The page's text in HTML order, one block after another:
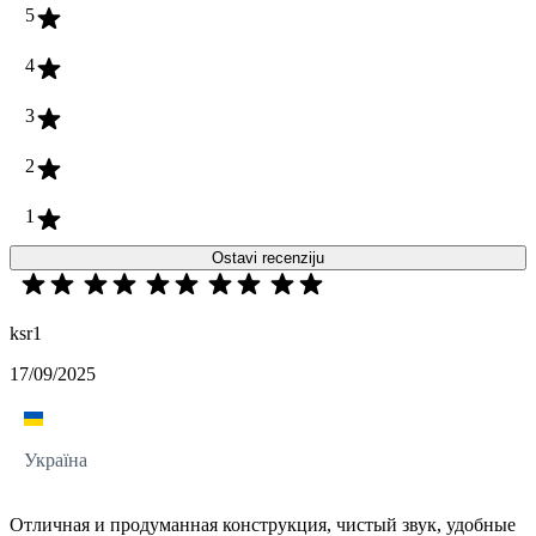
5
4
3
2
1
Ostavi recenziju
ksr1
17/09/2025
Україна
Отличная и продуманная конструкция, чистый звук, удобные